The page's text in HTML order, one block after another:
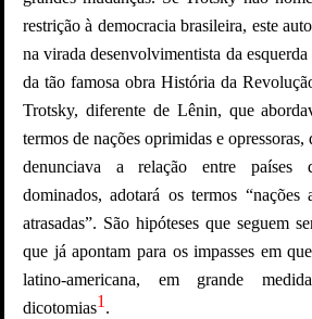
restrição à democracia brasileira, este
na virada desenvolvimentista da
da tão famosa obra História da
Trotsky, diferente de Lênin, que
termos de nações oprimidas e
denunciava a relação entre países
dominados, adotará os termos “nações
atrasadas”. São hipóteses que seguem
que já apontam para os impasses em
latino-americana, em grande
dicotomias1 .